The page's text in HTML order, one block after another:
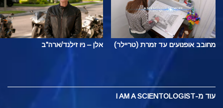
מחובב אופנועים עד זמרת (טריילר) אלן – ניו זילנד/ארה"ב
עוד מ-I AM A SCIENTOLOGIST